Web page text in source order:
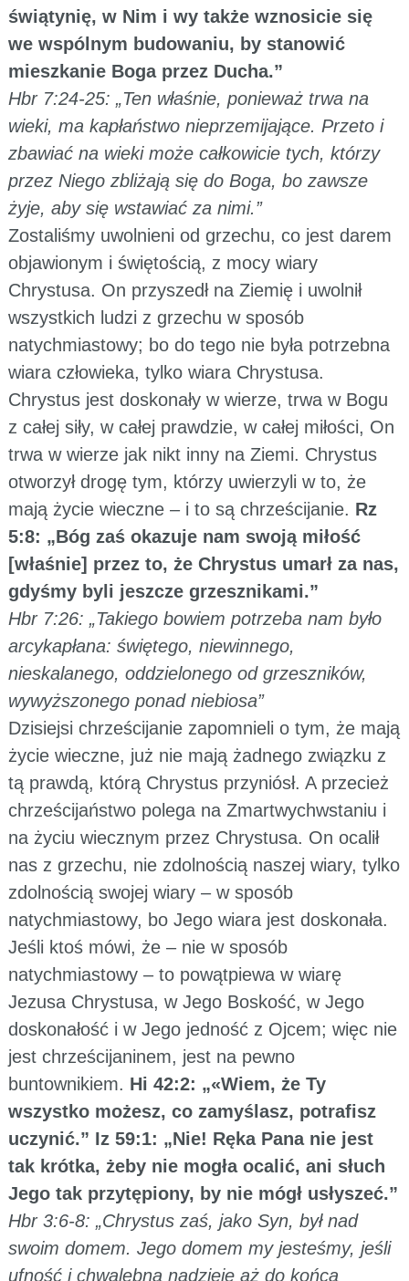
świątynię, w Nim i wy także wznosicie się
we wspólnym budowaniu, by stanowić
mieszkanie Boga przez Ducha.”
Hbr 7:24-25: „Ten właśnie, ponieważ trwa na
wieki, ma kapłaństwo nieprzemijające. Przeto i
zbawiać na wieki może całkowicie tych, którzy
przez Niego zbliżają się do Boga, bo zawsze
żyje, aby się wstawiać za nimi.”
Zostaliśmy uwolnieni od grzechu, co jest darem
objawionym i świętością, z mocy wiary
Chrystusa. On przyszedł na Ziemię i uwolnił
wszystkich ludzi z grzechu w sposób
natychmiastowy; bo do tego nie była potrzebna
wiara człowieka, tylko wiara Chrystusa.
Chrystus jest doskonały w wierze, trwa w Bogu
z całej siły, w całej prawdzie, w całej miłości, On
trwa w wierze jak nikt inny na Ziemi. Chrystus
otworzył drogę tym, którzy uwierzyli w to, że
mają życie wieczne – i to są chrześcijanie. Rz
5:8: „Bóg zaś okazuje nam swoją miłość
[właśnie] przez to, że Chrystus umarł za nas,
gdyśmy byli jeszcze grzesznikami.”
Hbr 7:26: „Takiego bowiem potrzeba nam było
arcykapłana: świętego, niewinnego,
nieskalanego, oddzielonego od grzeszników,
wywyższonego ponad niebiosa”
Dzisiejsi chrześcijanie zapomnieli o tym, że mają
życie wieczne, już nie mają żadnego związku z
tą prawdą, którą Chrystus przyniósł. A przecież
chrześcijaństwo polega na Zmartwychwstaniu i
na życiu wiecznym przez Chrystusa. On ocalił
nas z grzechu, nie zdolnością naszej wiary, tylko
zdolnością swojej wiary – w sposób
natychmiastowy, bo Jego wiara jest doskonała.
Jeśli ktoś mówi, że – nie w sposób
natychmiastowy – to powątpiewa w wiarę
Jezusa Chrystusa, w Jego Boskość, w Jego
doskonałość i w Jego jedność z Ojcem; więc nie
jest chrześcijaninem, jest na pewno
buntownikiem. Hi 42:2: „«Wiem, że Ty
wszystko możesz, co zamyślasz, potrafisz
uczynić.” Iz 59:1: „Nie! Ręka Pana nie jest
tak krótka, żeby nie mogła ocalić, ani słuch
Jego tak przytępiony, by nie mógł usłyszeć.”
Hbr 3:6-8: „Chrystus zaś, jako Syn, był nad
swoim domem. Jego domem my jesteśmy, jeśli
ufność i chwalebną nadzieję aż do końca